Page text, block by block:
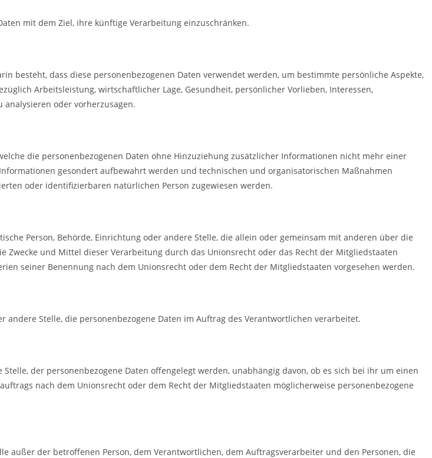
mit dem Ziel, ihre künftige Verarbeitung einzuschränken.
besteht, dass diese personenbezogenen Daten verwendet werden, um bestimmte persönliche Aspekte,
Arbeitsleistung, wirtschaftlicher Lage, Gesundheit, persönlicher Vorlieben, Interessen,
oder vorherzusagen.
die personenbezogenen Daten ohne Hinzuziehung zusätzlicher Informationen nicht mehr einer
gesondert aufbewahrt werden und technischen und organisatorischen Maßnahmen
oder identifizierbaren natürlichen Person zugewiesen werden.
Person, Behörde, Einrichtung oder andere Stelle, die allein oder gemeinsam mit anderen über die
und Mittel dieser Verarbeitung durch das Unionsrecht oder das Recht der Mitgliedstaaten
seiner Benennung nach dem Unionsrecht oder dem Recht der Mitgliedstaaten vorgesehen werden.
Stelle, die personenbezogene Daten im Auftrag des Verantwortlichen verarbeitet.
der personenbezogene Daten offengelegt werden, unabhängig davon, ob es sich bei ihr um einen
nach dem Unionsrecht oder dem Recht der Mitgliedstaaten möglicherweise personenbezogene
außer der betroffenen Person, dem Verantwortlichen, dem Auftragsverarbeiter und den Personen, die